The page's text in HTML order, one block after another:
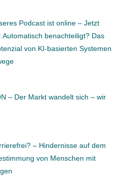
Podcast ist online – Jetzt
benachteiligt? Das
von KI-basierten Systemen
– Der Markt wandelt sich – wir
– Hindernisse auf dem
von Menschen mit